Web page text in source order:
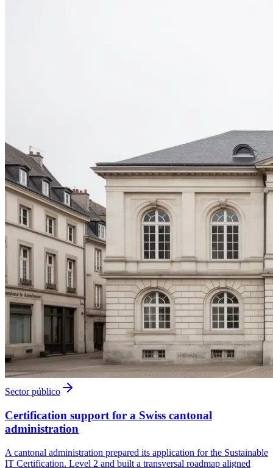
Sector público
Certification support for a Swiss cantonal
administration
A cantonal administration prepared its application for the Sustainable
IT Certification. Level 2 and built a transversal roadmap aligned